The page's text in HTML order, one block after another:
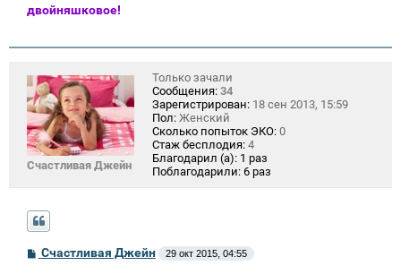
двойняшковое!
Счастливая Джейн
Только зачали
Сообщения: 34
Зарегистрирован: 18 сен 2013, 15:59
Пол: Женский
Сколько попыток ЭКО: 0
Стаж бесплодия: 4
Благодарил (а): 1 раз
Поблагодарили: 6 раз
ССчастливая Джейн 29 окт 2015, 04:55